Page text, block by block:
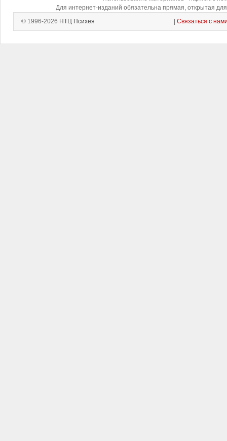
Для интернет-изданий обязательна прямая, открытая
© 1996-2026 НТЦ Психея Связаться с